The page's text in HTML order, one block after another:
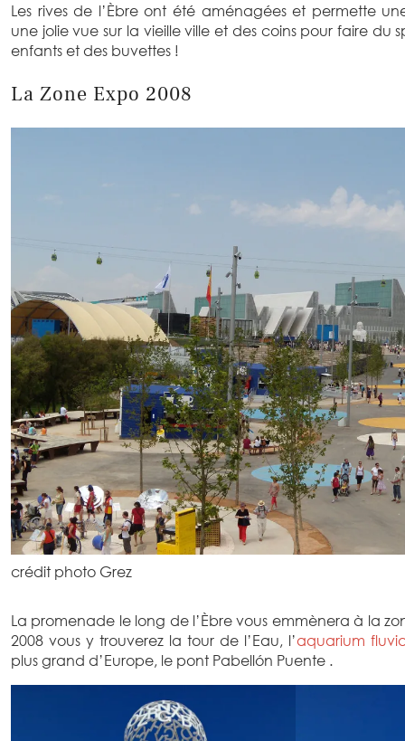
Les rives de l’Èbre ont été aménagées et permette
une jolie vue sur la vieille ville et des coins pour faire du
enfants et des buvettes !
La Zone Expo 2008
crédit photo Grez
La promenade le long de l’Èbre vous emmènera à la
2008 vous y trouverez la tour de l’Eau, l’aquarium
plus grand d’Europe, le pont Pabellón Puente .